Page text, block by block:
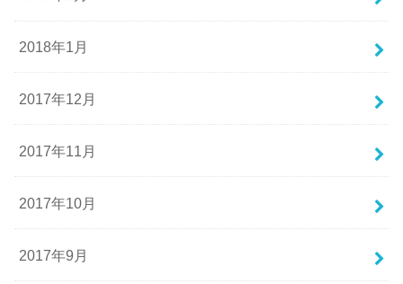
2018年1月
2017年12月
2017年11月
2017年10月
2017年9月